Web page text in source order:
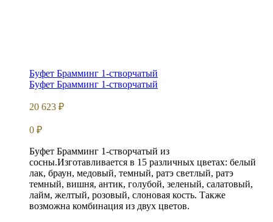
Буфет Брамминг 1-створчатый
Буфет Брамминг 1-створчатый
20 623 ₽
0 ₽
Буфет Брамминг 1-створчатый из
сосны.Изготавливается в 15 различных цветах: белый
лак, браун, медовый, темный, ратэ светлый, ратэ
темный, вишня, антик, голубой, зеленый, салатовый,
лайм, желтый, розовый, слоновая кость. Также
возможна комбинация из двух цветов.